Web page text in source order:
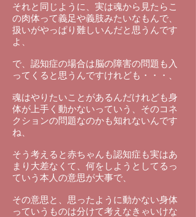
それと同じように、実は魂から見たらこ
の肉体って義足や義肢みたいなもんで、
扱いがやっぱり難しいんだと思うんです
よ、
で、認知症の場合は脳の障害の問題も入
ってくると思うんですけれども・・・、
魂はやりたいことがあるんだけれども身
体が上手く動かないっていう、そのコネ
クションの問題なのかも知れないんです
ね、
そう考えると赤ちゃんも認知症も実はあ
まり大差なくて、何をしようとしてるっ
ていう本人の意思が大事で、
その意思と、思ったように動かない身体
っていうものは分けて考えなきゃいけな